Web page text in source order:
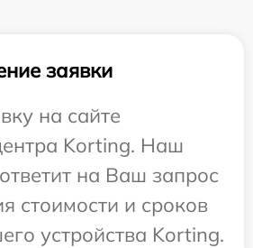
заявки
на сайте
Korting. Наш
на Ваш запрос
стоимости и сроков
устройства Korting.